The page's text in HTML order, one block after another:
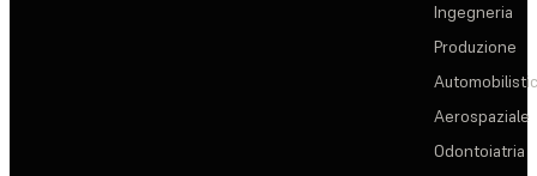
Ingegneria
Produzione
Aerospaziale
Odontoiatria